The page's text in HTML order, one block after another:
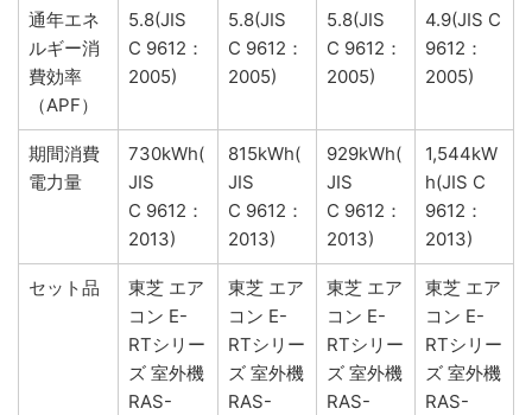
通年エネ
ルギー消
費効率
（APF）
5.8(JIS
C 9612：
2005)
5.8(JIS
C 9612：
2005)
5.8(JIS
C 9612：
2005)
4.9(JIS C
9612：
2005)
期間消費
電力量
730kWh(
JIS
C 9612：
2013)
815kWh(
JIS
C 9612：
2013)
929kWh(
JIS
C 9612：
2013)
1,544kW
h(JIS C
9612：
2013)
セット品
東芝 エア
コン E-
RTシリー
ズ 室外機
RAS-
東芝 エア
コン E-
RTシリー
ズ 室外機
RAS-
東芝 エア
コン E-
RTシリー
ズ 室外機
RAS-
東芝 エア
コン E-
RTシリー
ズ 室外機
RAS-